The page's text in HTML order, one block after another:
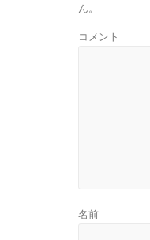
ん。
コメント
名前